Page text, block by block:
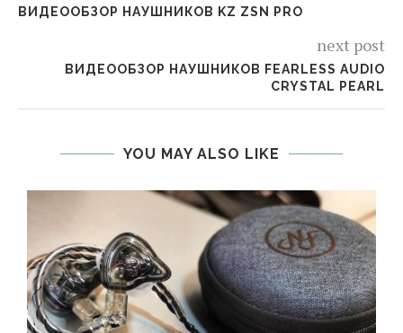
ВИДЕООБЗОР НАУШНИКОВ KZ ZSN PRO
next post
ВИДЕООБЗОР НАУШНИКОВ FEARLESS AUDIO
CRYSTAL PEARL
YOU MAY ALSO LIKE